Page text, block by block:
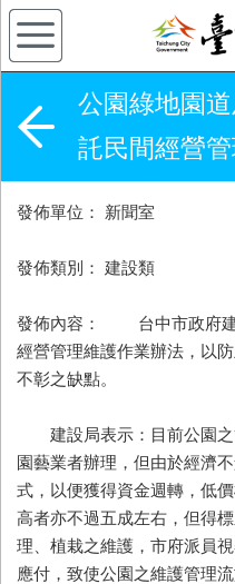
公園綠地園
託民間經營
發佈單位： 新聞室
發佈類別： 建設類
發佈內容： 台中市政府建
經營管理維護作業辦法，以
不彰之缺點。
建設局表示：目前公園之
園藝業者辦理，但由於經濟
式，以便獲得資金週轉，低
高者亦不過五成左右，但得
理、植栽之維護，市府派員
應付，致使公園之維護管理流